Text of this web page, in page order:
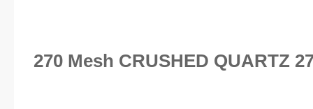
270 Mesh CRUSHED QUARTZ